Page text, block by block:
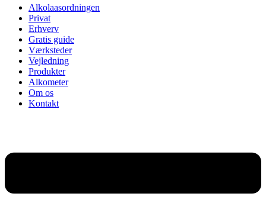
Alkolaasordningen
Privat
Erhverv
Gratis guide
Værksteder
Vejledning
Produkter
Alkometer
Om os
Kontakt